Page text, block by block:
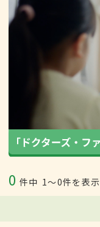
0 件中 1〜0件を表示